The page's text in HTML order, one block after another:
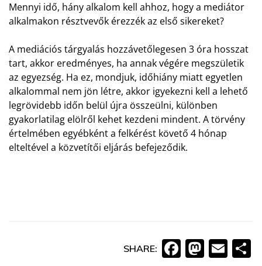
Mennyi idő, hány alkalom kell ahhoz, hogy a mediátor
alkalmakon résztvevők érezzék az első sikereket?
A mediációs tárgyalás hozzávetőlegesen 3 óra hosszat
tart, akkor eredményes, ha annak végére megszületik
az egyezség. Ha ez, mondjuk, időhiány miatt egyetlen
alkalommal nem jön létre, akkor igyekezni kell a lehető
legrövidebb időn belül újra összeülni, különben
gyakorlatilag elölről kehet kezdeni mindent. A törvény
értelmében egyébként a felkérést követő 4 hónap
elteltével a közvetítői eljárás befejeződik.
SHARE: